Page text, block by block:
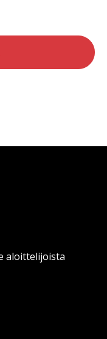
aloittelijoista